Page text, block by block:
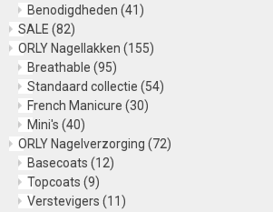
Benodigdheden (41)
SALE (82)
ORLY Nagellakken (155)
Breathable (95)
Standaard collectie (54)
French Manicure (30)
Mini's (40)
ORLY Nagelverzorging (72)
Basecoats (12)
Topcoats (9)
Verstevigers (11)